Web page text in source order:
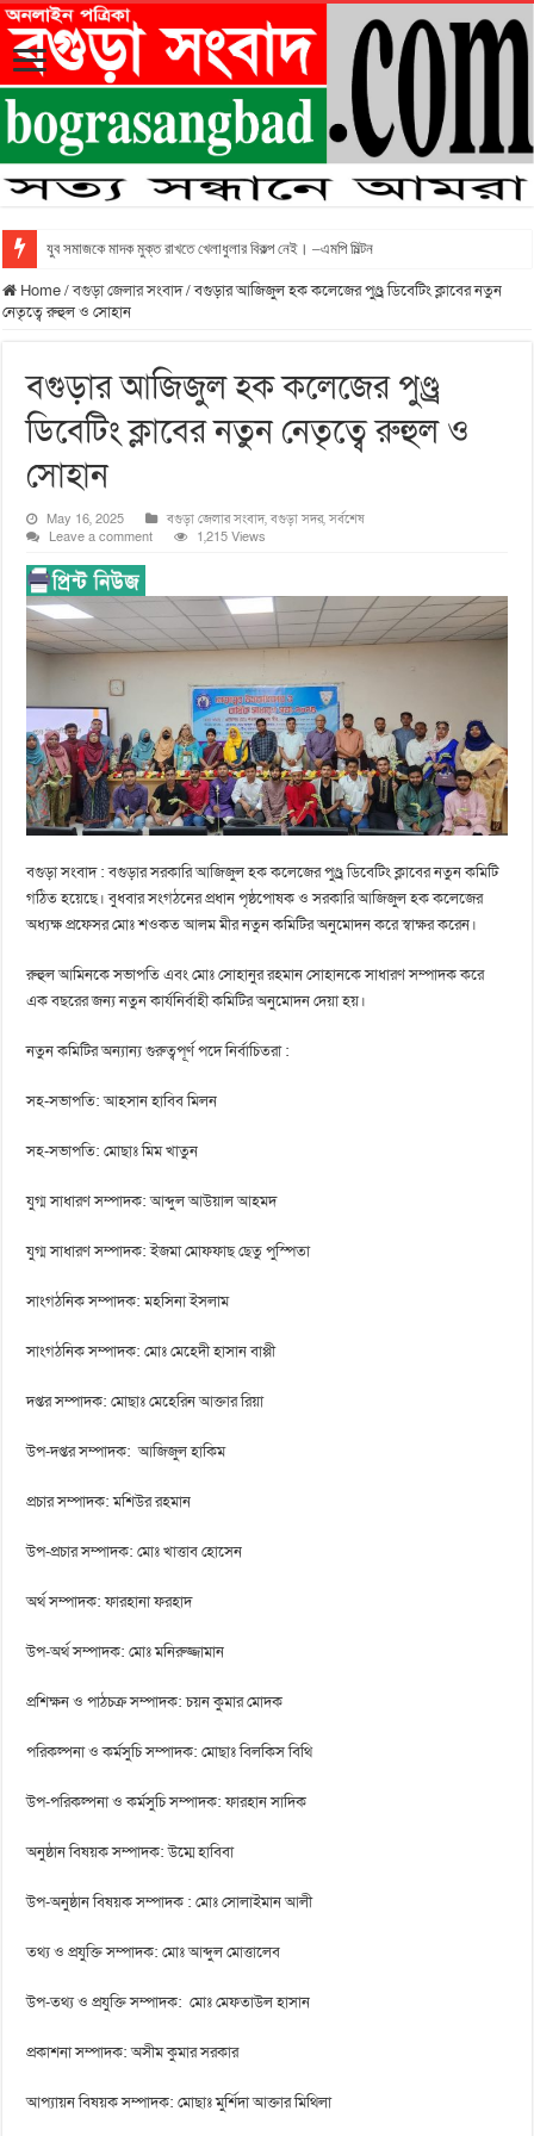
যুব সমাজকে মাদক মুক্ত রাখতে খেলাধুলার বিকল্প নেই। –এমপি মিল্টন
Home/বগুড়া জেলার সংবাদ/বগুড়ার আজিজুল হক কলেজের পুণ্ড্র ডিবেটিং ক্লাবের নতুন
নেতৃত্বে রুহুল ও সোহান
বগুড়ার আজিজুল হক কলেজের পুণ্ড্র
ডিবেটিং ক্লাবের নতুন নেতৃত্বে রুহুল ও
সোহান
May 16, 2025 বগুড়া জেলার সংবাদ,বগুড়া সদর,সর্বশেষ
Leave a comment
1,215 Views
বগুড়া সংবাদ : বগুড়ার সরকারি আজিজুল হক কলেজের পুণ্ড্র ডিবেটিং ক্লাবের নতুন কমিটি
গঠিত হয়েছে। বুধবার সংগঠনের প্রধান পৃষ্ঠপোষক ও সরকারি আজিজুল হক কলেজের
অধ্যক্ষ প্রফেসর মোঃ শওকত আলম মীর নতুন কমিটির অনুমোদন করে স্বাক্ষর করেন।
রুহুল আমিনকে সভাপতি এবং মোঃ সোহানুর রহমান সোহানকে সাধারণ সম্পাদক করে
এক বছরের জন্য নতুন কার্যনির্বাহী কমিটির অনুমোদন দেয়া হয়।
নতুন কমিটির অন্যান্য গুরুত্বপূর্ণ পদে নির্বাচিতরা :
সহ-সভাপতি: আহসান হাবিব মিলন
সহ-সভাপতি: মোছাঃ মিম খাতুন
যুগ্ম সাধারণ সম্পাদক: আব্দুল আউয়াল আহমদ
যুগ্ম সাধারণ সম্পাদক: ইজমা মোফফাছ ছেতু পুস্পিতা
সাংগঠনিক সম্পাদক: মহসিনা ইসলাম
সাংগঠনিক সম্পাদক: মোঃ মেহেদী হাসান বাপ্পী
দপ্তর সম্পাদক: মোছাঃ মেহেরিন আক্তার রিয়া
উপ-দপ্তর সম্পাদক: আজিজুল হাকিম
প্রচার সম্পাদক: মশিউর রহমান
উপ-প্রচার সম্পাদক: মোঃ খাত্তাব হোসেন
অর্থ সম্পাদক: ফারহানা ফরহাদ
উপ-অর্থ সম্পাদক: মোঃ মনিরুজ্জামান
প্রশিক্ষন ও পাঠচক্র সম্পাদক: চয়ন কুমার মোদক
পরিকল্পনা ও কর্মসুচি সম্পাদক: মোছাঃ বিলকিস বিথি
উপ-পরিকল্পনা ও কর্মসুচি সম্পাদক: ফারহান সাদিক
অনুষ্ঠান বিষয়ক সম্পাদক: উম্মে হাবিবা
উপ-অনুষ্ঠান বিষয়ক সম্পাদক : মোঃ সোলাইমান আলী
তথ্য ও প্রযুক্তি সম্পাদক: মোঃ আব্দুল মোত্তালেব
উপ-তথ্য ও প্রযুক্তি সম্পাদক: মোঃ মেফতাউল হাসান
প্রকাশনা সম্পাদক: অসীম কুমার সরকার
আপ্যায়ন বিষয়ক সম্পাদক: মোছাঃ মুর্শিদা আক্তার মিথিলা